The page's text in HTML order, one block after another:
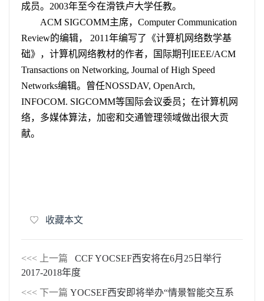
成员。 2003年至今在滑铁卢大学任教。
ACM SIGCOMM主席， Computer Communication
Review的编辑， 2011年编写了《计算机网络数学基
础》，计算机网络教材的作者，国际期刊 IEEE/ACM
Transactions on Networking, Journal of High Speed
Networks编辑。曾任NOSSDAV, OpenArch,
INFOCOM. SIGCOMM等国际会议委员；在计算机网
络，多媒体算法，加密和交通管理领域做出很大贡
献。
收藏本文
<<< 上一篇
CCF YOCSEF西安将在6月25日举行
2017-2018年度
<<< 下一篇 YOCSEF西安即将举办“情景智能交互系